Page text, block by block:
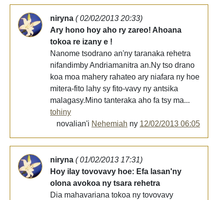
niryna ( 02/02/2013 20:33)
Ary hono hoy aho ry zareo! Ahoana
tokoa re izany e !
Nanome tsodrano an'ny taranaka rehetra
nifandimby Andriamanitra an.Ny tso drano
koa moa mahery rahateo ary niafara ny hoe
mitera-fito lahy sy fito-vavy ny antsika
malagasy.Mino tanteraka aho fa tsy ma...
tohiny
novalian'i Nehemiah ny 12/02/2013 06:05
niryna ( 01/02/2013 17:31)
Hoy ilay tovovavy hoe: Efa lasan'ny
olona avokoa ny tsara rehetra
Dia mahavariana tokoa ny tovovavy